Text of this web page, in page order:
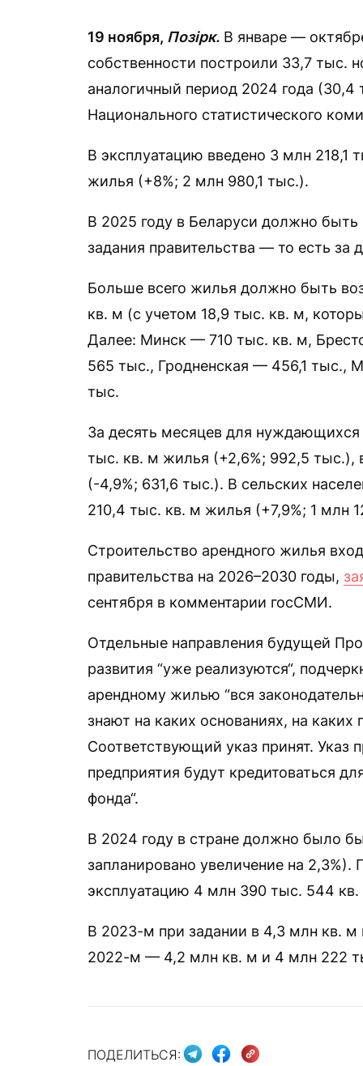
19 ноября, Позірк. В январе —
собственности построили 33,7 тыс.
аналогичный период 2024 года
Национального статистического
В эксплуатацию введено 3 млн
жилья (+8%; 2 млн 980,1 тыс.).
В 2025 году в Беларуси должно
задания правительства — то есть за
Больше всего жилья должно быть
кв. м (с учетом 18,9 тыс. кв. м,
Далее: Минск — 710 тыс. кв. м,
565 тыс., Гродненская — 456,1 тыс.,
тыс.
За десять месяцев для
тыс. кв. м жилья (+2,6%; 992,5
(-4,9%; 631,6 тыс.). В сельских
210,4 тыс. кв. м жилья (+7,9%; 1 млн
Строительство арендного жилья
правительства на 2026–2030 годы,
сентября в комментарии госСМИ.
Отдельные направления будущей
развития “уже реализуются“,
арендному жилью “вся
знают на каких основаниях, на
Соответствующий указ принят. Указ
предприятия будут кредитоваться
фонда“.
В 2024 году в стране должно было
запланировано увеличение на
эксплуатацию 4 млн 390 тыс. 544
В 2023-м при задании в 4,3 млн кв. м
2022-м — 4,2 млн кв. м и 4 млн 222
ПОДЕЛИТЬСЯ: